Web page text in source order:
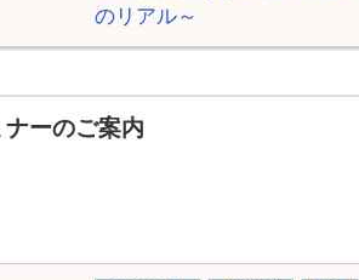
のリアル～
ーのご案内